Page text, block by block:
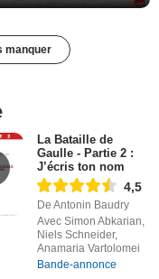
manquer
La Bataille de
Gaulle - Partie 2 :
J’écris ton nom
4,5
De Antonin Baudry
Avec Simon Abkarian,
Niels Schneider,
Anamaria Vartolomei
Bande-annonce